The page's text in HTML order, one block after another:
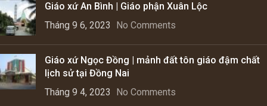
Giáo xứ An Bình | Giáo phận Xuân Lộc
Tháng 9 6, 2023
No Comments
Giáo xứ Ngọc Đồng | mảnh đất tôn giáo đậm chất
lịch sử tại Đồng Nai
Tháng 9 4, 2023
No Comments